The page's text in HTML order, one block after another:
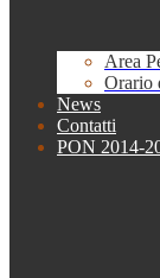
Area
Orario
News
Contatti
PON 2014-